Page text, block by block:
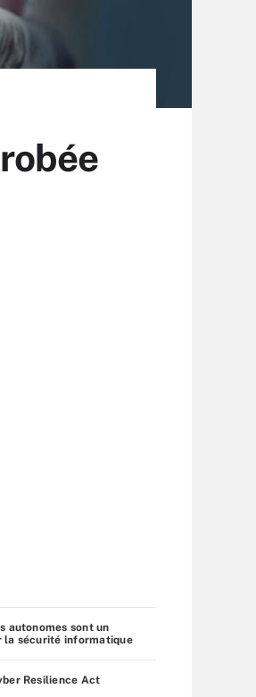
autonomes sont un
la sécurité informatique
Resilience Act